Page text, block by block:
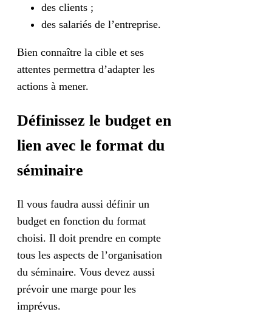
des clients ;
des salariés de l’entreprise.
Bien connaître la cible et ses
attentes permettra d’adapter les
actions à mener.
Définissez le budget en
lien avec le format du
séminaire
Il vous faudra aussi définir un
budget en fonction du format
choisi. Il doit prendre en compte
tous les aspects de l’organisation
du séminaire. Vous devez aussi
prévoir une marge pour les
imprévus.